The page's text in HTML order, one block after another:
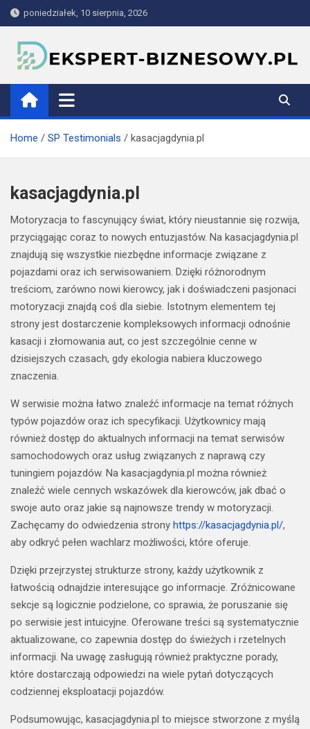
Skip
to
content
poniedziałek, 10 sierpnia, 2026
ekspert-biznesowy.pl
Home SP Testimonials kasacjagdynia.pl
kasacjagdynia.pl
Motoryzacja to fascynujący świat, który nieustannie się rozwija,
przyciągając coraz to nowych entuzjastów. Na kasacjagdynia.pl
znajdują się wszystkie niezbędne informacje związane z
pojazdami oraz ich serwisowaniem. Dzięki różnorodnym
treściom, zarówno nowi kierowcy, jak i doświadczeni pasjonaci
motoryzacji znajdą coś dla siebie. Istotnym elementem tej
strony jest dostarczenie kompleksowych informacji odnośnie
kasacji i złomowania aut, co jest szczególnie cenne w
dzisiejszych czasach, gdy ekologia nabiera kluczowego
znaczenia.
W serwisie można łatwo znaleźć informacje na temat różnych
typów pojazdów oraz ich specyfikacji. Użytkownicy mają
również dostęp do aktualnych informacji na temat serwisów
samochodowych oraz usług związanych z naprawą czy
tuningiem pojazdów. Na kasacjagdynia.pl można również
znaleźć wiele cennych wskazówek dla kierowców, jak dbać o
swoje auto oraz jakie są najnowsze trendy w motoryzacji.
Zachęcamy do odwiedzenia strony https://kasacjagdynia.pl/,
aby odkryć pełen wachlarz możliwości, które oferuje.
Dzięki przejrzystej strukturze strony, każdy użytkownik z
łatwością odnajdzie interesujące go informacje. Zróżnicowane
sekcje są logicznie podzielone, co sprawia, że poruszanie się
po serwisie jest intuicyjne. Oferowane treści są systematycznie
aktualizowane, co zapewnia dostęp do świeżych i rzetelnych
informacji. Na uwagę zasługują również praktyczne porady,
które dostarczają odpowiedzi na wiele pytań dotyczących
codziennej eksploatacji pojazdów.
Podsumowując, kasacjagdynia.pl to miejsce stworzone z myślą